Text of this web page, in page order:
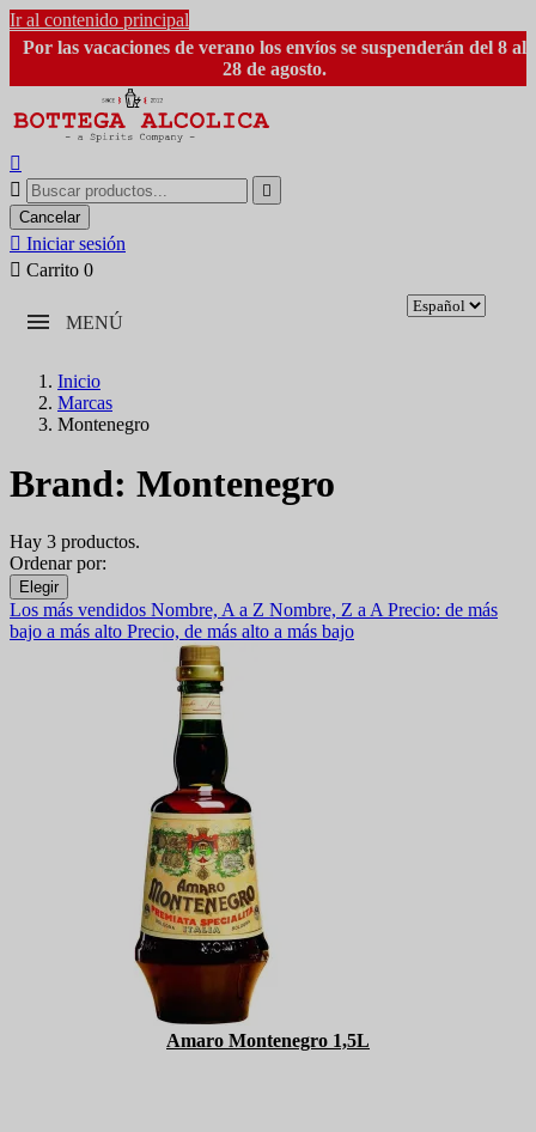
Ir al contenido principal
Por las vacaciones de verano los envíos se suspenderán del 8 al
28 de agosto.



Cancelar
 Iniciar sesión
 Carrito 0
MENÚ
Inicio
Marcas
Montenegro
Brand: Montenegro
Hay 3 productos.
Ordenar por:
Elegir
Los más vendidos Nombre, A a Z Nombre, Z a A Precio: de más
bajo a más alto Precio, de más alto a más bajo
Amaro Montenegro 1,5L